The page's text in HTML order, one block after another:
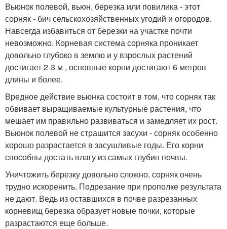
Вьюнок полевой, вьюн, березка или повилика - этот
сорняк - бич сельскохозяйственных угодий и огородов.
Навсегда избавиться от березки на участке почти
невозможно. Корневая система сорняка проникает
довольно глубоко в землю и у взрослых растений
достигает 2-3 м , основные корни достигают 6 метров
длины и более.
Вредное действие вьюнка состоит в том, что сорняк так
обвивает выращиваемые культурные растения, что
мешает им правильно развиваться и замедляет их рост.
Вьюнок полевой не страшится засухи - сорняк особенно
хорошо разрастается в засушливые годы. Его корни
способны достать влагу из самых глубин почвы.
Уничтожить березку довольно сложно, сорняк очень
трудно искоренить. Подрезание при прополке результата
не дают. Ведь из оставшихся в почве разрезанных
корневищ березка образует новые почки, которые
разрастаются еще больше.